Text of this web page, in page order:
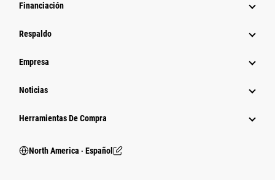
Financiación
Respaldo
Empresa
Noticias
Herramientas De Compra
North America ‧ Español